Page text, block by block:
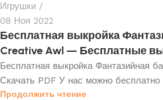
Игрушки
08 Ноя 2022
Бесплатная выкройка
Creative Awl — Бесплатные
Бесплатная выкройка Фантазийная
Скачать PDF У нас можно бесплатно
Продолжить чтение